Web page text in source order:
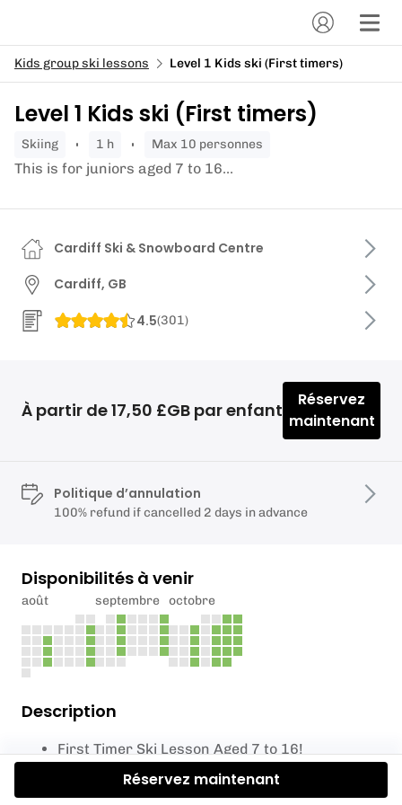
Kids group ski lessons Level 1 Kids ski (First timers)
Level 1 Kids ski (First timers)
skiing 1 h Max 10 personnes
This is for juniors aged 7 to 16...
Description
First Timer Ski Lesson Aged 7 to 16!
All Equipment provided (including Helmets)
Cardiff Ski & Snowboard Centre
Cardiff, GB
4.5(301)
À partir de 17,50 £GB par enfant
Réservez
maintenant
Politique d’annulation
100% refund if cancelled 2 days in advance
Disponibilités à venir
août septembre octobre
Réservez maintenant